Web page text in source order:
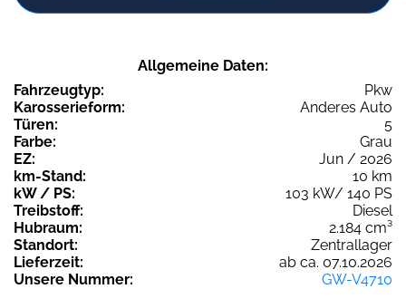
Allgemeine Daten:
Fahrzeugtyp:
Pkw
Karosserieform:
Anderes Auto
Türen:
5
Farbe:
Grau
EZ:
Jun / 2026
km-Stand:
10 km
kW / PS:
103 kW/ 140 PS
Treibstoff:
Diesel
Hubraum:
2.184 cm³
Standort:
Zentrallager
Lieferzeit:
ab ca. 07.10.2026
Unsere Nummer:
GW-V4710